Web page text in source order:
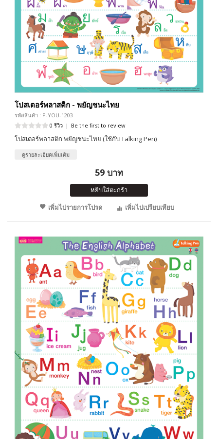
โปสเตอร์พลาสติก - พยัญชนะไทย
รหัสสินค้า : P-YOU-1203
0 รีวิว | Be the first to review
โปสเตอร์พลาสติก พยัญชนะไทย (ใช้กับ Talking Pen)
ดูรายละเอียดเพิ่มเติม
59 บาท
หยิบใส่ตะกร้า
เพิ่มไปรายการโปรด
เพิ่มไปเปรียบเทียบ